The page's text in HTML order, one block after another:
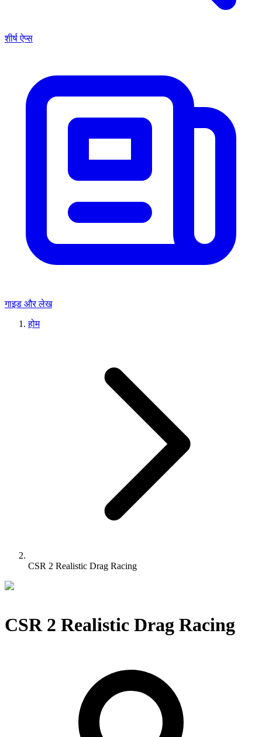
शीर्ष ऐप्स
गाइड और लेख
होम
CSR 2 Realistic Drag Racing
CSR 2 Realistic Drag Racing